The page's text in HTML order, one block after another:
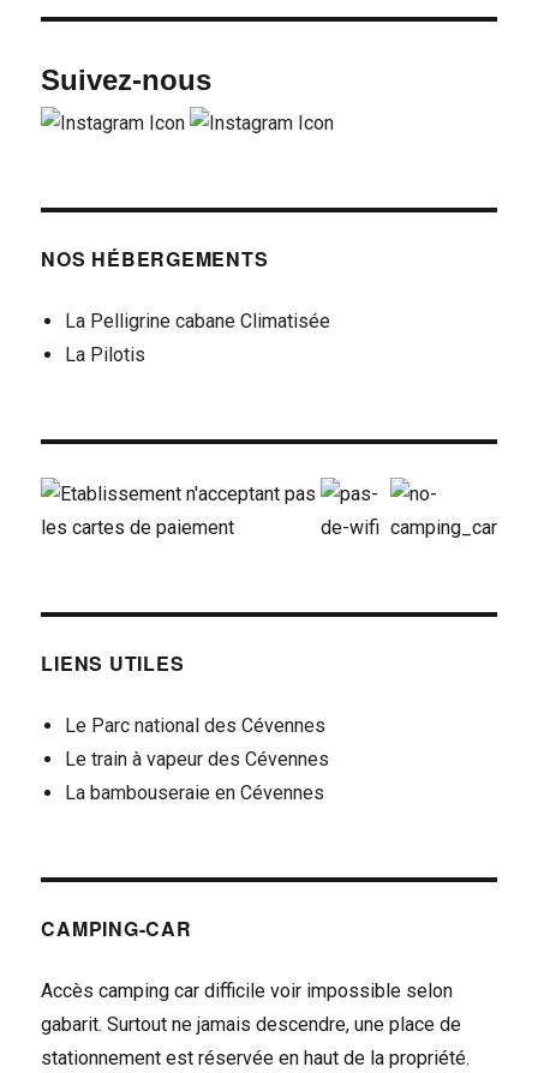
Suivez-nous
NOS HÉBERGEMENTS
La Pelligrine cabane Climatisée
La Pilotis
LIENS UTILES
Le Parc national des Cévennes
Le train à vapeur des Cévennes
La bambouseraie en Cévennes
CAMPING-CAR
Accès camping car difficile voir impossible selon
gabarit. Surtout ne jamais descendre, une place de
stationnement est réservée en haut de la propriété.